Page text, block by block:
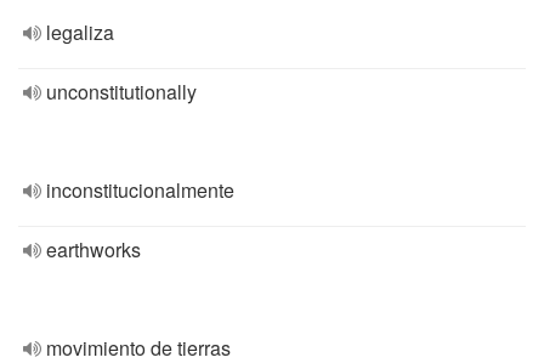
legaliza
unconstitutionally
inconstitucionalmente
earthworks
movimiento de tierras